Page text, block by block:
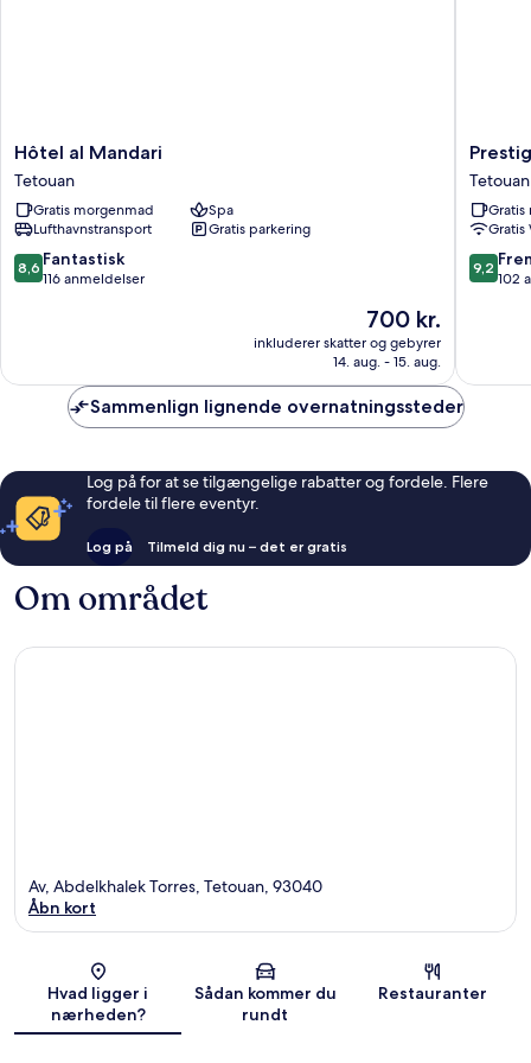
Hôtel
al
Mandari
Tetouan
Hôtel al Mandari
Tetouan
Gratis morgenmad
Spa
Lufthavnstransport
Gratis parkering
8.6
ud
anmeldelser
8,6 Fantastisk
116 anmeldelser
Prisen
700 kr.
700 kr.
inkluderer skatter og gebyrer
14. aug. - 15. aug.
Prestige
Hotel
Tetouan
Tetouan
Gratis
Gratis
9.2
ud
9,2
102
Sammenlign lignende overnatningssteder
Log på for at se tilgængelige rabatter og fordele. Flere
fordele til flere eventyr.
Log på Tilmeld dig nu – det er gratis
Om området
Kort
Av, Abdelkhalek Torres, Tetouan, 93040
Åbn kort
Hvad ligger i
nærheden?
Sådan kommer du
rundt
Restauranter